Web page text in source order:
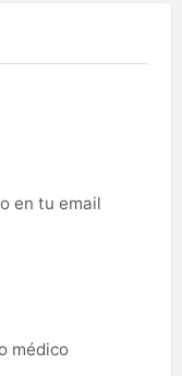
en tu email
médico